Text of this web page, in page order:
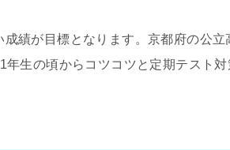
績が目標となります。京都府の公立
生の頃からコツコツと定期テスト対